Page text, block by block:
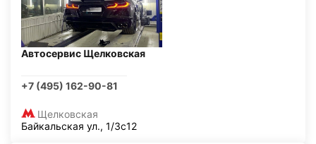
Автосервис Щелковская
+7 (495) 162-90-81
Щелковская
Байкальская ул., 1/3с12